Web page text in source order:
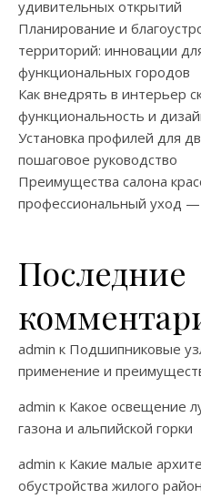
удивительных открытий
Планирование и
территорий: инновации
функциональных городов
Как внедрять в интерьер
функциональность и
Установка профилей для
пошаговое руководство
Преимущества салона
профессиональный уход —
Последние
admin к Подшипниковые
применение и
admin к Какое освещение
газона и альпийской горки
admin к Какие малые
обустройства жилого